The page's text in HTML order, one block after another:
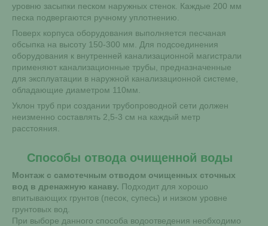
уровню засыпки песком наружных стенок. Каждые 200 мм
песка подвергаются ручному уплотнению.
Поверх корпуса оборудования выполняется песчаная
обсыпка на высоту 150-300 мм. Для подсоединения
оборудования к внутренней канализационной магистрали
применяют канализационные трубы, предназначенные
для эксплуатации в наружной канализационной системе,
обладающие диаметром 110мм.
Уклон труб при создании трубопроводной сети должен
неизменно составлять 2,5-3 см на каждый метр
расстояния.
Способы отвода очищенной воды
Монтаж с самотечным отводом очищенных сточных
вод в дренажную канаву. Подходит для хорошо
впитывающих грунтов (песок, супесь) и низком уровне
грунтовых вод.
При выборе данного способа водоотведения необходимо